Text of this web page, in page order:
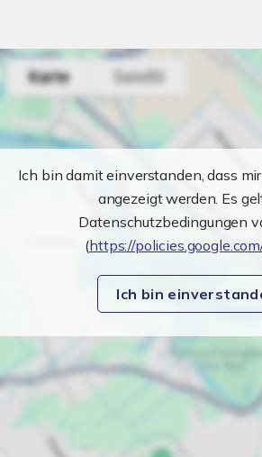
Ich bin damit einverstanden, dass
angezeigt werden. Es
Datenschutzbedingungen
(https://
Ich bin